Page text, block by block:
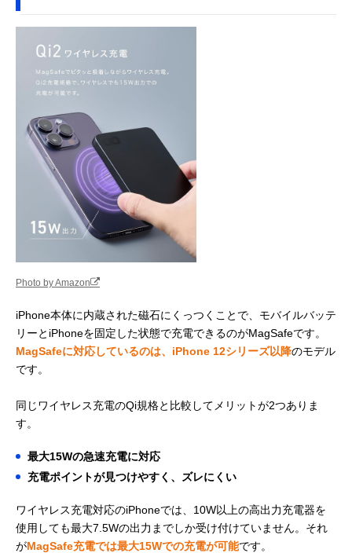
Photo by Amazon
iPhone本体に内蔵された磁石にくっつくことで、モバイルバッテ
リーとiPhoneを固定した状態で充電できるのがMagSafeです。
MagSafeに対応しているのは、iPhone 12シリーズ以降のモデル
です。
同じワイヤレス充電のQi規格と比較してメリットが2つありま
す。
最大15Wの急速充電に対応
充電ポイントが見つけやすく、ズレにくい
ワイヤレス充電対応のiPhoneでは、10W以上の高出力充電器を
使用しても最大7.5Wの出力までしか受け付けていません。それ
がMagSafe充電では最大15Wでの充電が可能です。